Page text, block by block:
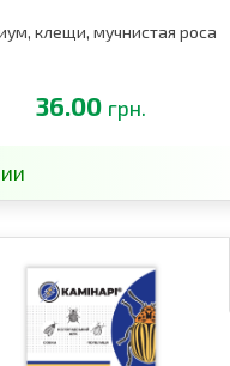
клещи, мучнистая роса
36.00 грн.